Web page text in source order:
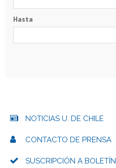
Hasta
NOTICIAS U. DE CHILE
CONTACTO DE PRENSA
SUSCRIPCIÓN A BOLETÍN